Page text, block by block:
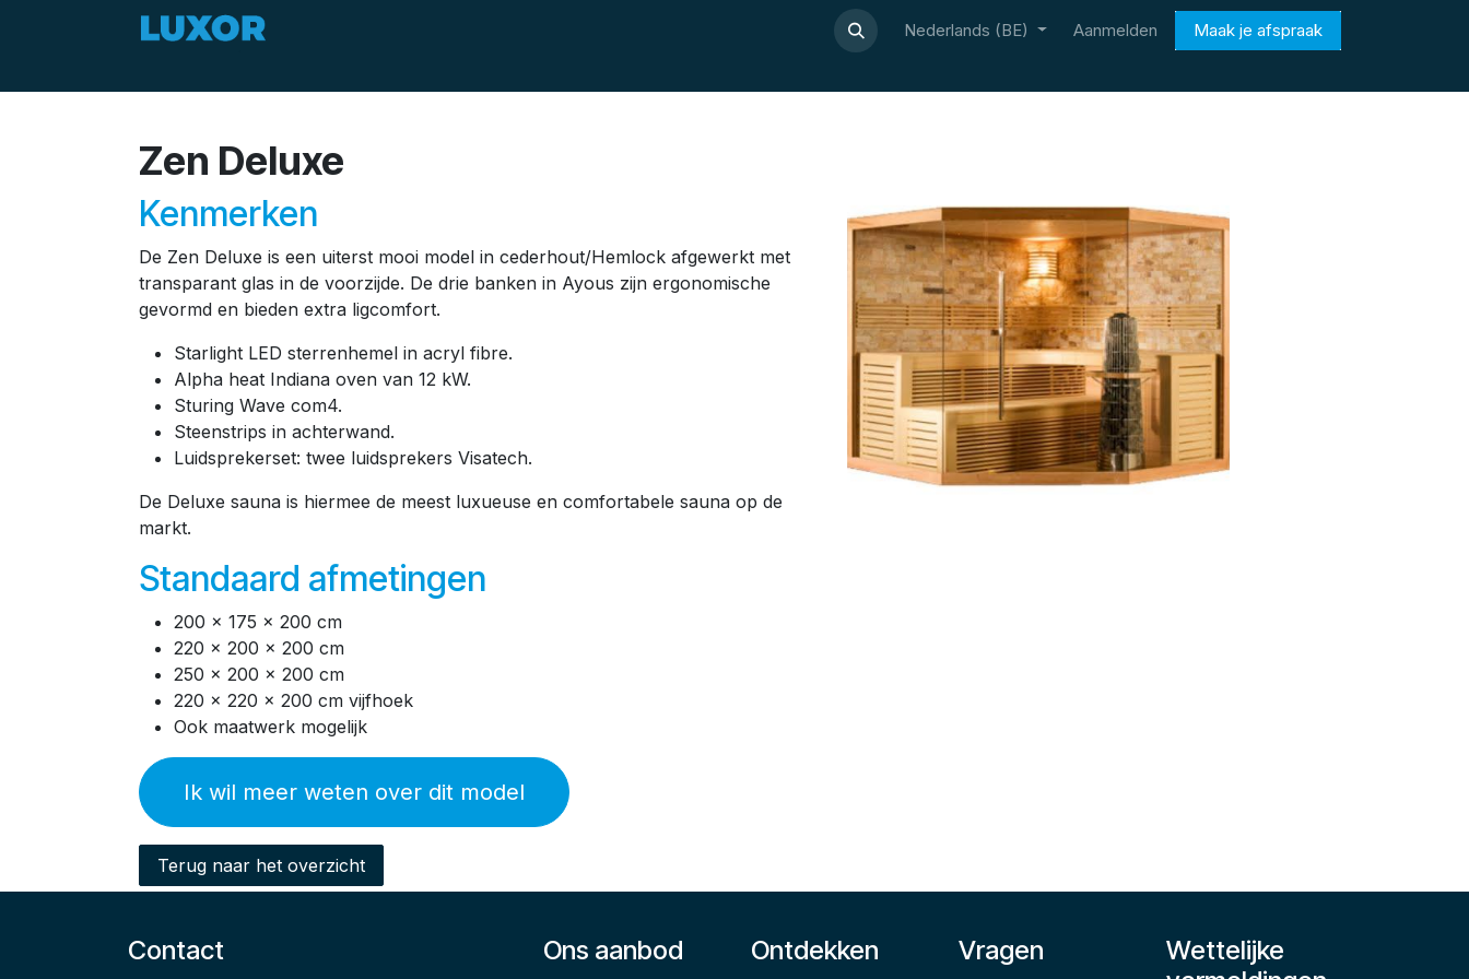
Overslaan naar inhoud
Contact Nederlands (BE) Aanmelden Maak je afspraak
Zen Deluxe
Kenmerken
De Zen Deluxe is een uiterst mooi model in cederhout/Hemlock afgewerkt met
transparant glas in de voorzijde. De drie banken in Ayous zijn ergonomische
gevormd en bieden extra ligcomfort.
Starlight LED sterrenhemel in acryl fibre.
Alpha heat Indiana oven van 12 kW.
Sturing Wave com4.
Steenstrips in achterwand.
Luidsprekerset: twee luidsprekers Visatech.
De Deluxe sauna is hiermee de meest luxueuse en comfortabele sauna op de
markt.
Standaard afmetingen
200 x 175 x 200 cm
220 x 200 x 200 cm
250 x 200 x 200 cm
220 x 220 x 200 cm vijfhoek
Ook maatwerk mogelijk
Ik wil meer weten over dit model
Terug naar het overzicht
Contact Ons aanbod Ontdekken Vragen
Wettelijke